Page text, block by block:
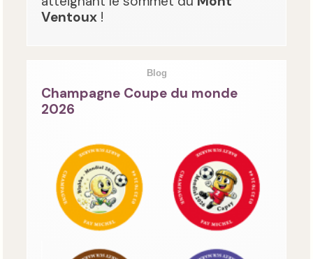
Ventoux !
Blog
Champagne Coupe du monde
2026